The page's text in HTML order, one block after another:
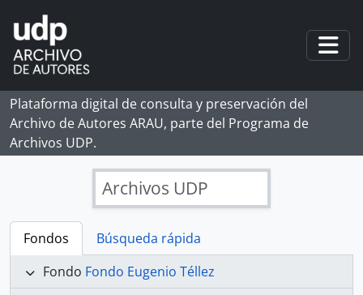
Skip to main content
Plataforma digital de consulta y preservación del
Archivo de Autores ARAU, parte del Programa de
Archivos UDP.
Archivos UDP
Fondos
Búsqueda rápida
Fondo Fondo Eugenio Téllez